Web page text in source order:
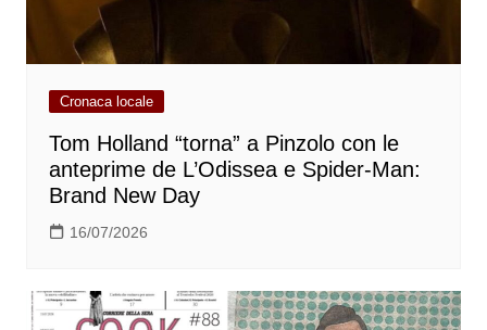
Cronaca locale
Tom Holland “torna” a Pinzolo con le
anteprime de L’Odissea e Spider-Man:
Brand New Day
16/07/2026